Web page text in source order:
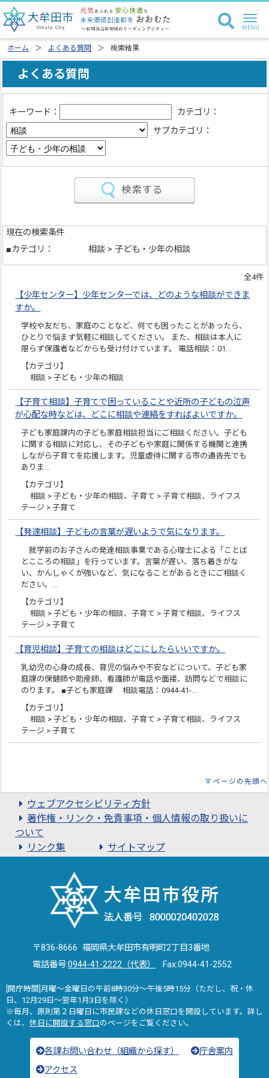
ホーム よくある質問 検索結果
よくある質問
キーワード：
カテゴリ：
サブカテゴリ：
現在の検索条件
■カテゴリ：
相談 > 子ども・少年の相談
全4件
【少年センター】少年センターでは、どのような相談ができま
すか。
学校や友だち、家庭のことなど、何でも困ったことがあったら、
ひとりで悩まず気軽に相談してください。 また、相談は本人に
限らず保護者などからも受け付けています。 電話相談：01…
【カテゴリ】
相談 > 子ども・少年の相談
【子育て相談】子育てで困っていることや近所の子どもの泣声
が心配な時などは、どこに相談や連絡をすればよいですか。
子ども家庭課内の子ども家庭相談担当にご相談ください。子ども
に関する相談に対応し、その子どもや家庭に関係する機関と連携
しながら子育てを応援します。児童虐待に関する市の通告先でも
ありま…
【カテゴリ】
相談 > 子ども・少年の相談、子育て > 子育て相談、ライフス
テージ > 子育て
【発達相談】子どもの言葉が遅いようで気になります。
就学前のお子さんの発達相談事業である心理士による「ことば
とこころの相談」を行っています。言葉が遅い、落ち着きがな
い、かんしゃくが強いなど、気になることがあるときにご相談く
ださい。…
【カテゴリ】
相談 > 子ども・少年の相談、子育て > 子育て相談、ライフス
テージ > 子育て
【育児相談】子育ての相談はどこにしたらいいですか。
乳幼児の心身の成長、育児の悩みや不安などについて、子ども家
庭課の保健師や助産師、看護師が電話や面接、訪問などで相談に
のります。 ■子ども家庭課 相談電話：0944-41-…
【カテゴリ】
相談 > 子ども・少年の相談、子育て > 子育て相談、ライフス
テージ > 子育て
ページの先頭へ
ウェブアクセシビリティ方針
著作権・リンク・免責事項・個人情報の取り扱いに
ついて
リンク集
サイトマップ
〒836-8666 福岡県大牟田市有明町2丁目3番地
電話番号:0944-41-2222（代表） Fax:0944-41-2552
[開庁時間]月曜～金曜日の午前8時30分～午後5時15分（ただし、祝・休
日、12月29日～翌年1月3日を除く）
※毎月、原則第２日曜日に市民課などの休日窓口を開設しています。詳し
くは、 休日に開設する窓口のページをご覧ください。
各課お問い合わせ（組織から探す）
庁舎案内
アクセス